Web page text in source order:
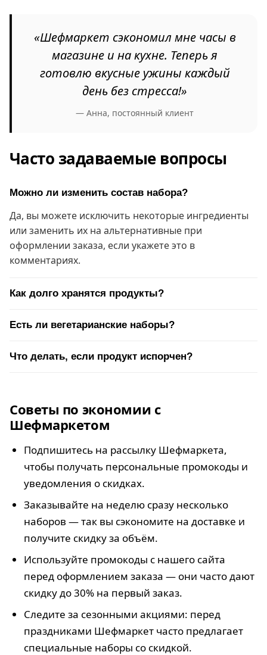
«Шефмаркет сэкономил мне часы в
магазине и на кухне. Теперь я
готовлю вкусные ужины каждый
день без стресса!»
— Анна, постоянный клиент
Часто задаваемые вопросы
Можно ли изменить состав набора?
Да, вы можете исключить некоторые ингредиенты
или заменить их на альтернативные при
оформлении заказа, если укажете это в
комментариях.
Как долго хранятся продукты?
Есть ли вегетарианские наборы?
Что делать, если продукт испорчен?
Советы по экономии с
Шефмаркетом
Подпишитесь на рассылку Шефмаркета,
чтобы получать персональные промокоды и
уведомления о скидках.
Заказывайте на неделю сразу несколько
наборов — так вы сэкономите на доставке и
получите скидку за объём.
Используйте промокоды с нашего сайта
перед оформлением заказа — они часто дают
скидку до 30% на первый заказ.
Следите за сезонными акциями: перед
праздниками Шефмаркет часто предлагает
специальные наборы со скидкой.